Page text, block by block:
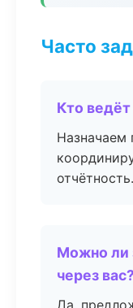
Часто
Кто
Назначаем
отчётность.
Можно ли
через вас?
Да,